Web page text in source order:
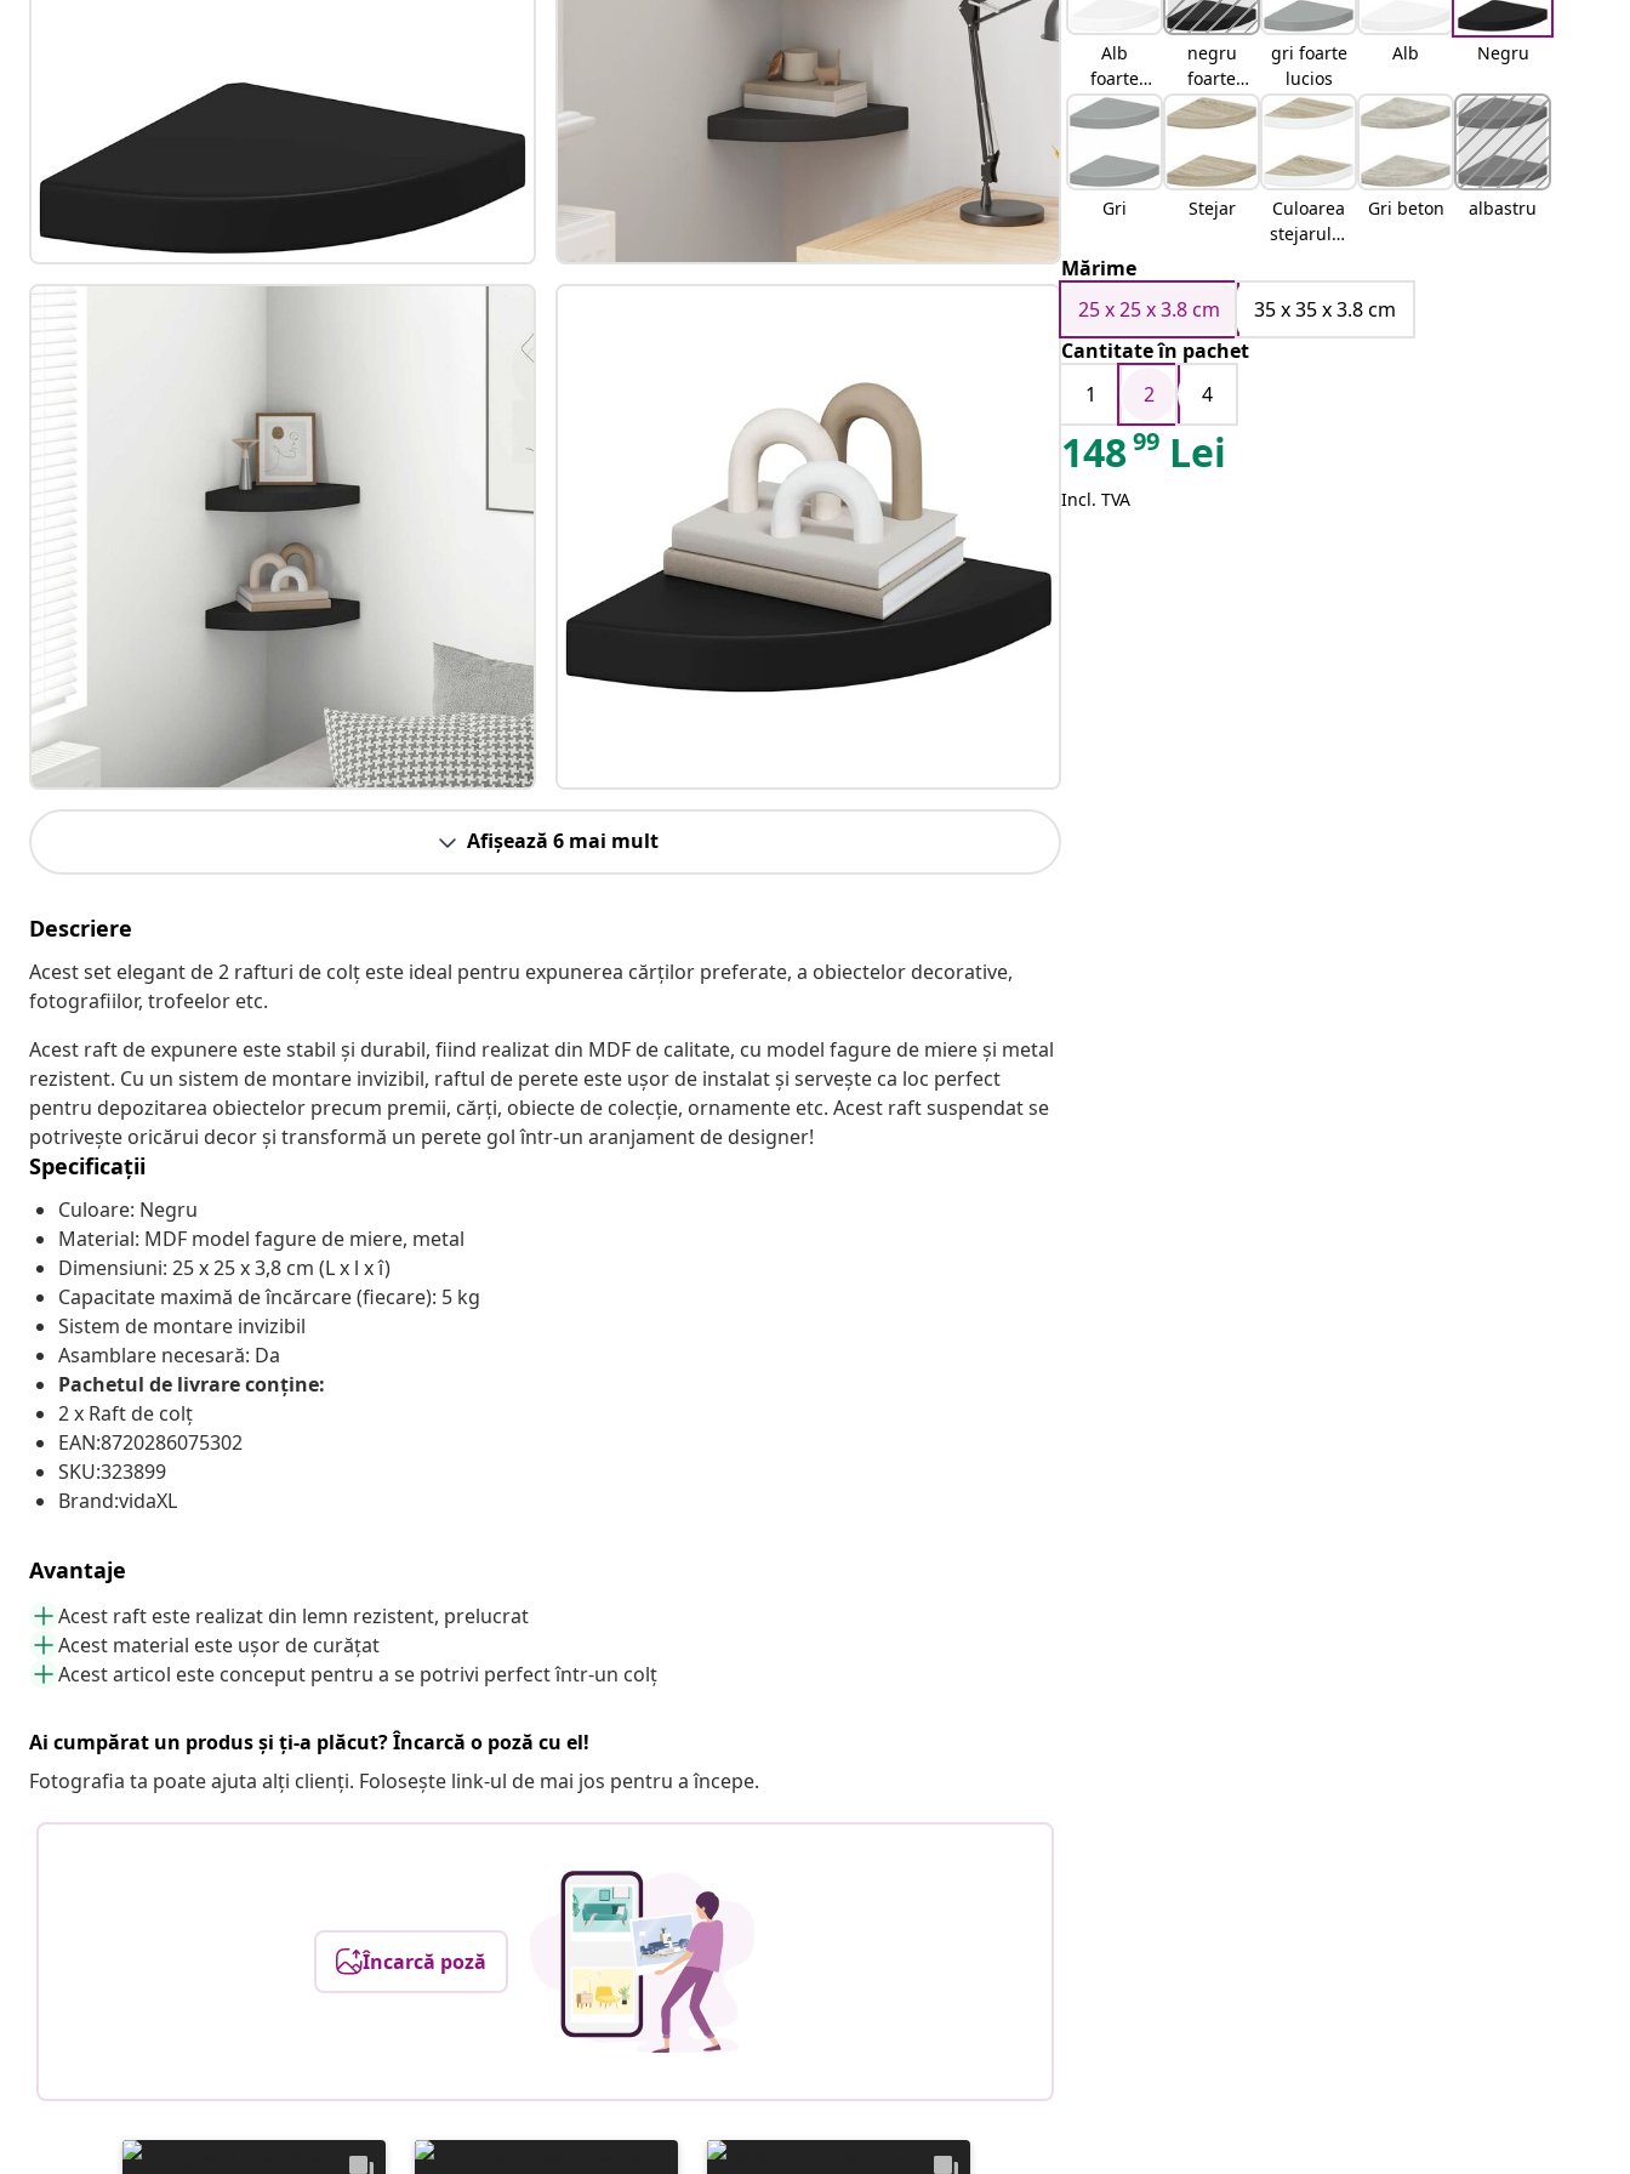
Afișează 6 mai mult
Descriere
Acest set elegant de 2 rafturi de colț este ideal pentru expunerea cărților preferate, a obiectelor decorative,
fotografiilor, trofeelor etc.
Acest raft de expunere este stabil și durabil, fiind realizat din MDF de calitate, cu model fagure de miere și metal
rezistent. Cu un sistem de montare invizibil, raftul de perete este ușor de instalat și servește ca loc perfect
pentru depozitarea obiectelor precum premii, cărți, obiecte de colecție, ornamente etc. Acest raft suspendat se
potrivește oricărui decor și transformă un perete gol într-un aranjament de designer!
Specificații
Culoare: Negru
Material: MDF model fagure de miere, metal
Dimensiuni: 25 x 25 x 3,8 cm (L x l x î)
Capacitate maximă de încărcare (fiecare): 5 kg
Sistem de montare invizibil
Asamblare necesară: Da
Pachetul de livrare conține:
2 x Raft de colț
EAN:8720286075302
SKU:323899
Brand:vidaXL
Avantaje
Acest raft este realizat din lemn rezistent, prelucrat
Acest material este ușor de curățat
Acest articol este conceput pentru a se potrivi perfect într-un colț
Ai cumpărat un produs și ți-a plăcut? Încarcă o poză cu el!
Fotografia ta poate ajuta alți clienți. Folosește link-ul de mai jos pentru a începe.
Încarcă poză
Alb
foarte
lucios
negru
foarte
lucios
gri foarte
lucios
Alb Negru
Gri Stejar
Culoarea
stejarului
Gri beton albastru
Mărime
25 x 25 x 3.8 cm
35 x 35 x 3.8 cm
Cantitate în pachet
1
2 4
14899 Lei
Incl. TVA